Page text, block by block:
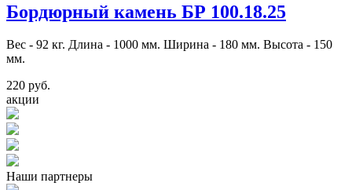
Бордюрный камень БР 100.18.25
Вес - 92 кг. Длина - 1000 мм. Ширина - 180 мм. Высота - 150
мм.
220 руб.
акции
Наши партнеры